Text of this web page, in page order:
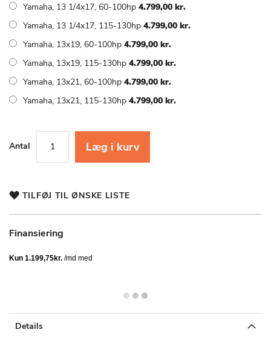
Yamaha, 13 1/4x17, 60-100hp 4.799,00 kr.
Yamaha, 13 1/4x17, 115-130hp 4.799,00 kr.
Yamaha, 13x19, 60-100hp 4.799,00 kr.
Yamaha, 13x19, 115-130hp 4.799,00 kr.
Yamaha, 13x21, 60-100hp 4.799,00 kr.
Yamaha, 13x21, 115-130hp 4.799,00 kr.
Antal Læg i kurv
TILFØJ TIL ØNSKE LISTE
Finansiering
Details